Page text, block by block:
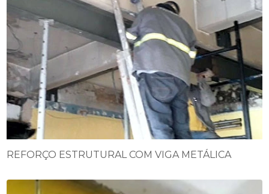
REFORÇO ESTRUTURAL COM VIGA METÁLICA